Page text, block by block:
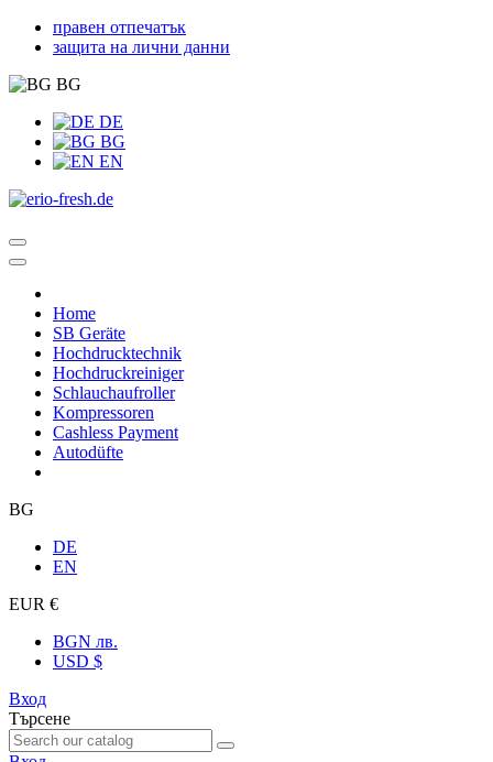
правен отпечатък
защита на лични данни
BG
DE
BG
EN
Home
SB Geräte
Hochdrucktechnik
Hochdruckreiniger
Schlauchaufroller
Kompressoren
Cashless Payment
Autodüfte
BG
DE
EN
EUR €
BGN лв.
USD $
Вход
Търсене